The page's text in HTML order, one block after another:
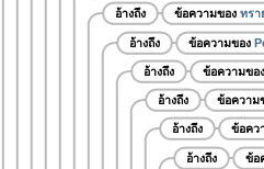
อ้างถึง ข้อความของ ทรา
อ้างถึง ข้อความของ
อ้างถึง ข้อความขอ
อ้างถึง ข้อความ
อ้างถึง ข้อคว
อ้างถึง ข้อ